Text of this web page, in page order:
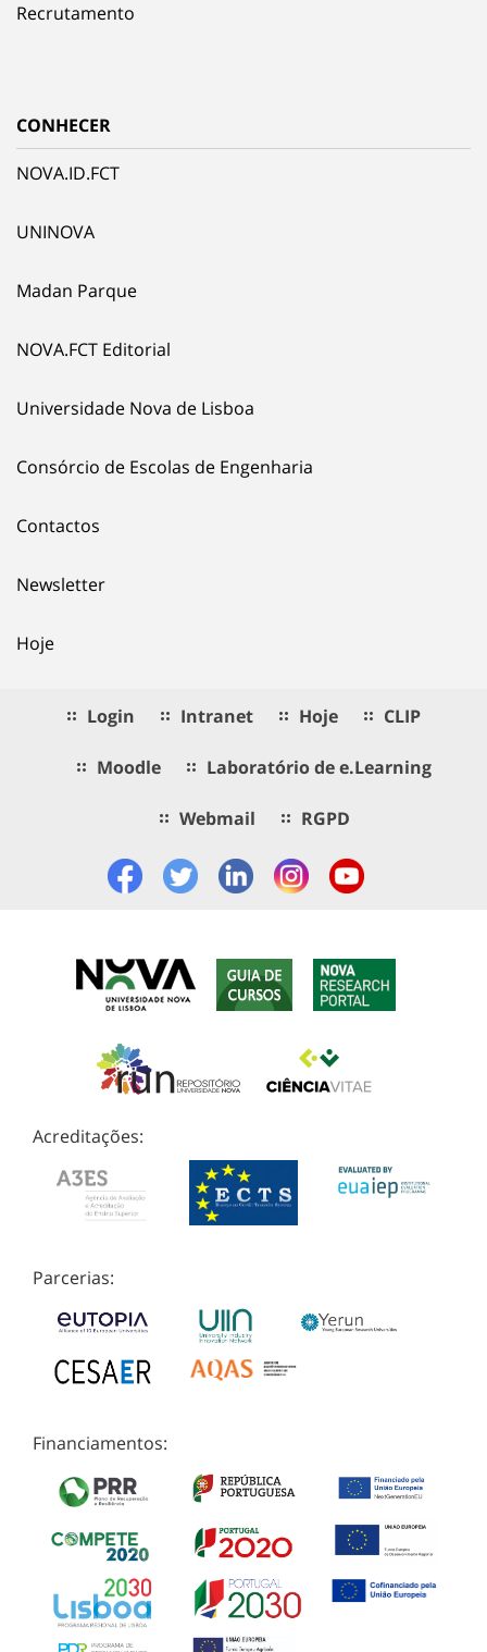
Recrutamento
CONHECER
NOVA.ID.FCT
UNINOVA
Madan Parque
NOVA.FCT Editorial
Universidade Nova de Lisboa
Consórcio de Escolas de Engenharia
Contactos
Newsletter
Hoje
Login Intranet Hoje CLIP
Moodle Laboratório de e.Learning
Webmail RGPD
Acreditações:
Parcerias:
Financiamentos: